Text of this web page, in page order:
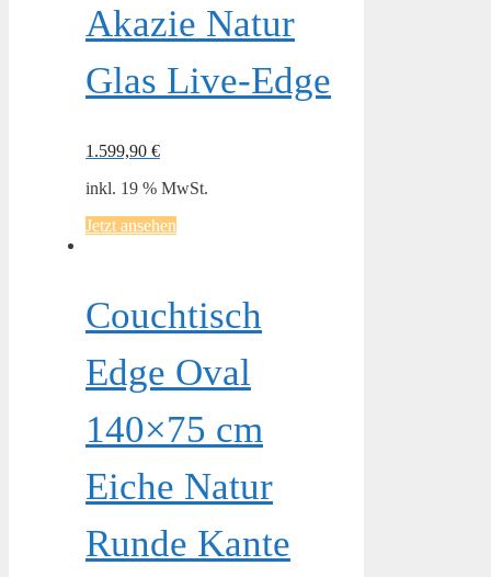
Akazie Natur
Glas Live-Edge
1.599,90 €
inkl. 19 % MwSt.
Jetzt ansehen
Couchtisch
Edge Oval
140×75 cm
Eiche Natur
Runde Kante